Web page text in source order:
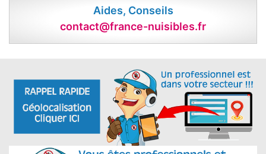
Aides, Conseils
contact@france-nuisibles.fr